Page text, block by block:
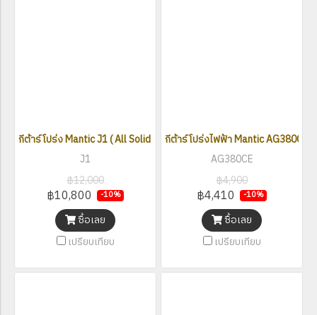
กีต้าร์โปร่ง Mantic J1 ( All Solid Mahogany )
J1
฿12,000
฿10,800 -10%
ซื้อเลย
เปรียบเทียบ
กีต้าร์โปร่งไฟฟ้า Mantic AG380CE
AG380CE
฿4,900
฿4,410 -10%
ซื้อเลย
เปรียบเทียบ